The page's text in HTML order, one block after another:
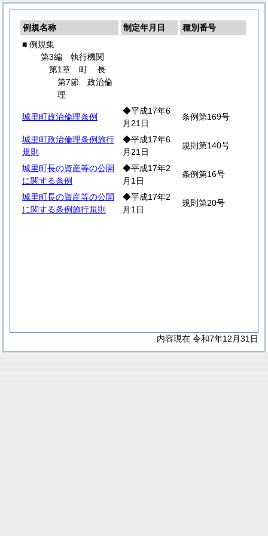
例規名称 制定年月日
種別番号
■ 例規集
第3編 執行機関
第1章 町長
第7節 政治倫
理
城里町政治倫理条例
◆平成17年6
月21日
条例第169号
城里町政治倫理条例施行
規則
◆平成17年6
月21日
規則第140号
城里町長の資産等の公開
に関する条例
◆平成17年2
月1日
条例第16号
城里町長の資産等の公開
に関する条例施行規則
◆平成17年2
月1日
規則第20号
内容現在 令和7年12月31日